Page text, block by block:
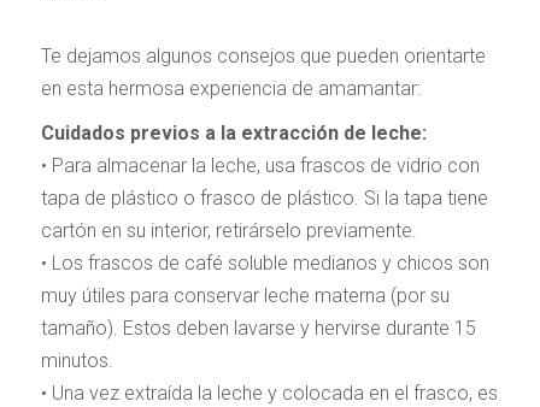
Te dejamos algunos consejos que pueden orientarte
en esta hermosa experiencia de amamantar:
Cuidados previos a la extracción de leche:
• Para almacenar la leche, usa frascos de vidrio con
tapa de plástico o frasco de plástico. Si la tapa tiene
cartón en su interior, retirárselo previamente.
• Los frascos de café soluble medianos y chicos son
muy útiles para conservar leche materna (por su
tamaño). Estos deben lavarse y hervirse durante 15
minutos.
• Una vez extraída la leche y colocada en el frasco, es